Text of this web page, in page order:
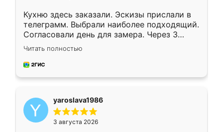
Кухню здесь заказали. Эскизы прислали в
телеграмм. Выбрали наиболее подходящий.
Согласовали день для замера. Через 3
недели кухня была уже готова. Остались
довольны работой. Спасибо Ренессанс
мебель за качественную работу!
Читать полностью
yaroslava1986
3 августа 2026